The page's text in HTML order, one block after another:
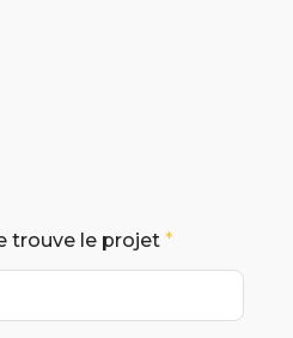
trouve le projet *